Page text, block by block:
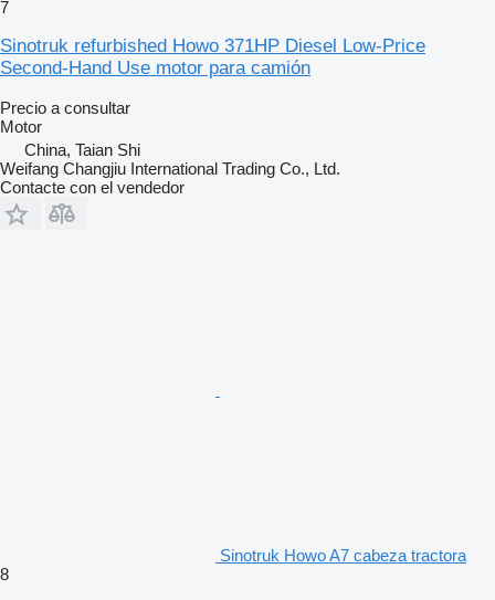
7
Sinotruk refurbished Howo 371HP Diesel Low-Price
Second-Hand Use motor para camión
Precio a consultar
Motor
China, Taian Shi
Weifang Changjiu International Trading Co., Ltd.
Contacte con el vendedor
Sinotruk Howo A7 cabeza tractora
8